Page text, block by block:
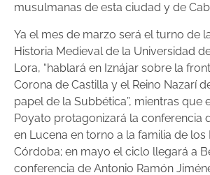
musulmanas de esta ciudad y de
Ya el mes de marzo será el turno de
Historia Medieval de la Universidad
Lora, “hablará en Iznájar sobre la
Corona de Castilla y el Reino Nazarí
papel de la Subbética”, mientras que
Poyato protagonizará la conferencia
en Lucena en torno a la familia de los
Córdoba; en mayo el ciclo llegará a
conferencia de Antonio Ramón